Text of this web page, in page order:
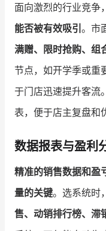
面向激烈的行业竞争，
能否被有效吸引 。市
满赠、限时抢购、组
节点，如开学季或重
于门店迅速提升客流
表，便于店主复盘和
数据报表与盈利
精准的销售数据和盈
量的关键。选系统时
售、动销排行榜、滞